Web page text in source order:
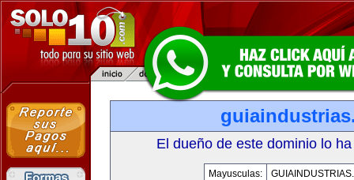
El dueño de este dominio lo
Mayusculas: